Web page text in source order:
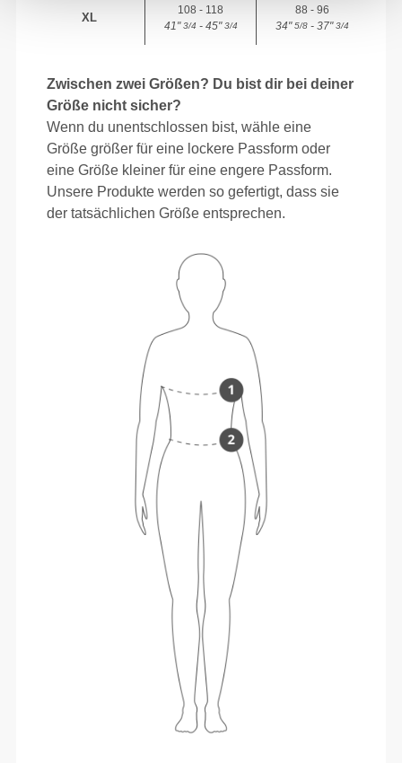
XL
108 - 118
41"3/4 - 45"3/4
88 - 96
34"5/8- 37"3/4
Zwischen zwei Größen? Du bist dir bei deiner
Größe nicht sicher?
Wenn du unentschlossen bist, wähle eine
Größe größer für eine lockere Passform oder
eine Größe kleiner für eine engere Passform.
Unsere Produkte werden so gefertigt, dass sie
der tatsächlichen Größe entsprechen.